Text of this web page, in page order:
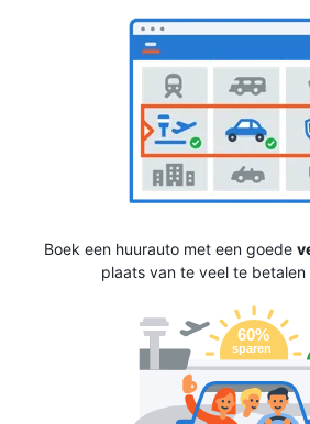
Boek een huurauto met een goede
plaats van te veel te betalen